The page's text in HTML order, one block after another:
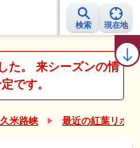
検索 現在地
ンダー 名所ランキング
た。 来シーズンの情
です。
久米路峡 最近の紅葉リポ